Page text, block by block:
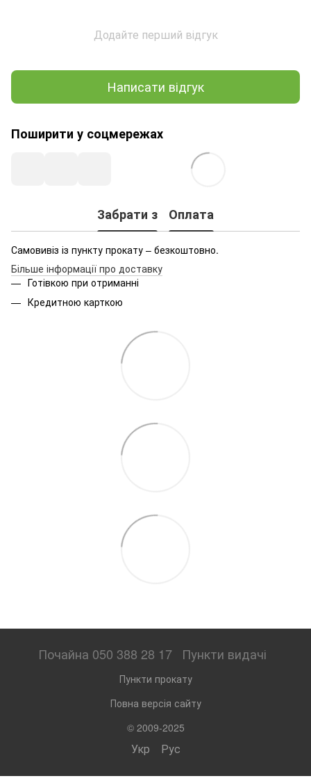
Додайте перший відгук
Написати відгук
Поширити у соцмережах
Забрати з Оплата
Самовивіз із пункту прокату – безкоштовно.
Більше інформації про доставку
Готівкою при отриманні
Кредитною карткою
Почайна 050 388 28 17 Пункти видачі
Пункти прокату
Повна версія сайту
© 2009-2025
Укр Рус